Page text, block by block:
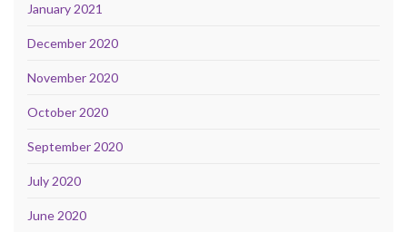
January 2021
December 2020
November 2020
October 2020
September 2020
July 2020
June 2020